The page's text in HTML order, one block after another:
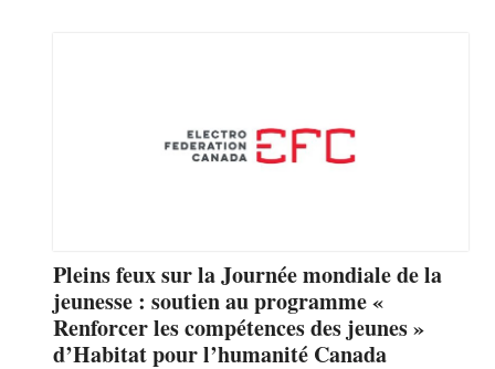
Pleins feux sur la Journée mondiale de la
jeunesse : soutien au programme «
Renforcer les compétences des jeunes »
d’Habitat pour l’humanité Canada